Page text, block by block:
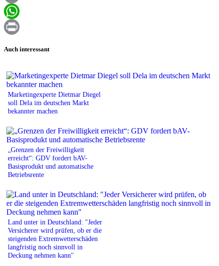
Email
WhatsApp
Auch interessant
Marketingexperte Dietmar Diegel
soll Dela im deutschen Markt
bekannter machen
„Grenzen der Freiwilligkeit
erreicht“: GDV fordert bAV-
Basisprodukt und automatische
Betriebsrente
Land unter in Deutschland: "Jeder
Versicherer wird prüfen, ob er die
steigenden Extremwetterschäden
langfristig noch sinnvoll in
Deckung nehmen kann"